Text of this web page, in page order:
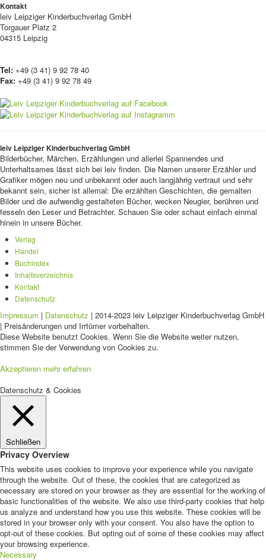
Kontakt
leiv Leipziger Kinderbuchverlag GmbH
Torgauer Platz 2
04315 Leipzig
Tel: +49 (3 41) 9 92 78 40
Fax: +49 (3 41) 9 92 78 49
leiv Leipziger Kinderbuchverlag GmbH
Bilderbücher, Märchen, Erzählungen und allerlei Spannendes und
Unterhaltsames lässt sich bei leiv finden. Die Namen unserer Erzähler und
Grafiker mögen neu und unbekannt oder auch langjährig vertraut und sehr
bekannt sein, sicher ist allemal: Die erzählten Geschichten, die gemalten
Bilder und die aufwendig gestalteten Bücher, wecken Neugier, berühren und
fesseln den Leser und Betrachter. Schauen Sie oder schaut einfach einmal
hinein in unsere Bücher.
Verlag
Handel
Buchindex
Inhaltsverzeichnis
Kontakt
Datenschutz
Impressum | Datenschutz | 2014-2023 leiv Leipziger Kinderbuchverlag GmbH
| Preisänderungen und Irrtümer vorbehalten.
Diese Website benutzt Cookies. Wenn Sie die Website weiter nutzen,
stimmen Sie der Verwendung von Cookies zu.
Akzeptieren mehr erfahren
Datenschutz & Cookies
Schließen
Privacy Overview
This website uses cookies to improve your experience while you navigate
through the website. Out of these, the cookies that are categorized as
necessary are stored on your browser as they are essential for the working of
basic functionalities of the website. We also use third-party cookies that help
us analyze and understand how you use this website. These cookies will be
stored in your browser only with your consent. You also have the option to
opt-out of these cookies. But opting out of some of these cookies may affect
your browsing experience.
Necessary